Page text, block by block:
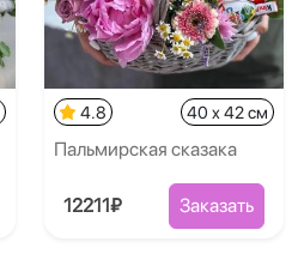
4.8 40 x 42 см
Пальмирская сказака
12211₽ Заказать